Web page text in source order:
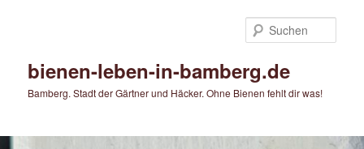
bienen-leben-in-bamberg.de
Bamberg. Stadt der Gärtner und Häcker. Ohne Bienen fehlt dir was!